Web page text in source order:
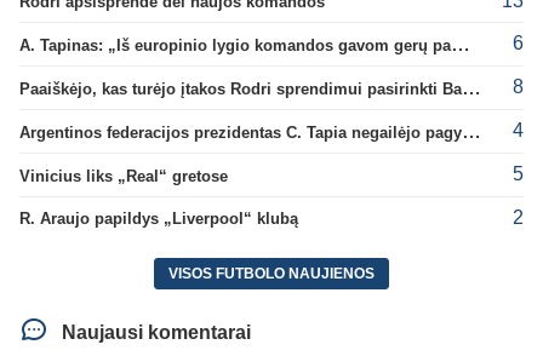
A. Tapinas: „Iš europinio lygio komandos gavom gerų pamokų“ 6
Paaiškėjo, kas turėjo įtakos Rodri sprendimui pasirinkti Barselonos pusę 8
Argentinos federacijos prezidentas C. Tapia negailėjo pagyrų G. Infantino 4
Vinicius liks „Real“ gretose 5
R. Araujo papildys „Liverpool“ klubą 2
VISOS FUTBOLO NAUJIENOS
Naujausi komentarai